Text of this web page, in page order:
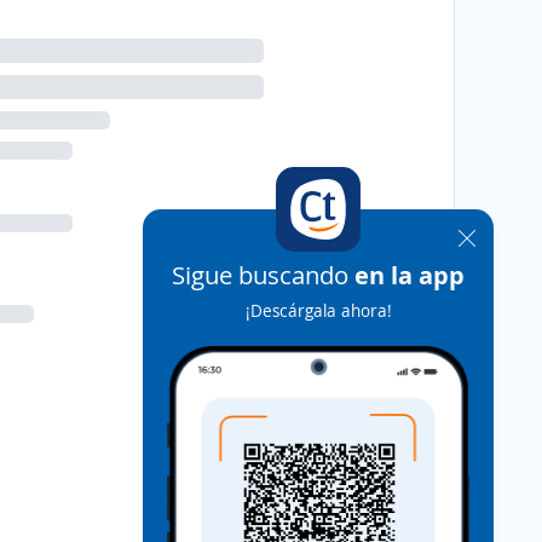
Sigue buscando en la app
¡Descárgala ahora!